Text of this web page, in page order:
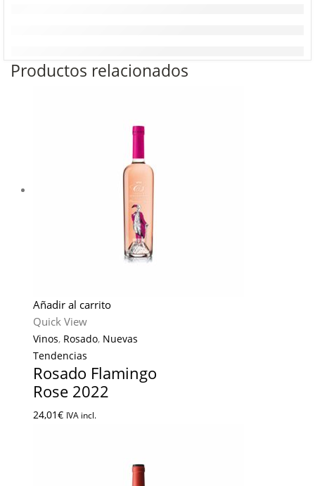
Productos relacionados
Añadir al carrito
Quick View
Vinos, Rosado, Nuevas
Tendencias
Rosado Flamingo
Rose 2022
24,01€ IVA incl.